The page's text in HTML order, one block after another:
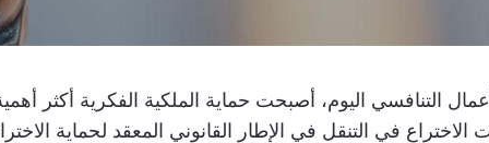
التنافسي اليوم، أصبحت حماية الملكية الفكرية أكثر
الاختراع في التنقل في الإطار القانوني المعقد لحماية